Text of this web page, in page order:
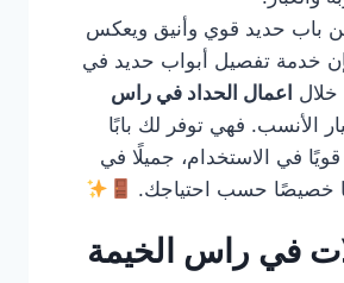
باب حديد قوي وأنيق ويعكس
خدمة تفصيل أبواب حديد في
اعمال الحداد في راس
الأنسب. فهي توفر لك بابًا
في الاستخدام، جميلًا في
خصيصًا حسب احتياجك.
في راس الخيمة